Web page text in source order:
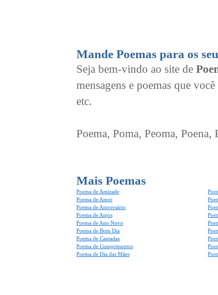
Mande Poemas para os
Seja bem-vindo ao site de
mensagens e poemas que
etc.
Poema, Poma, Peoma,
Mais Poemas
Poema de Amizade
Poema de Amor
Poema de Aniversário
Poema de Anjos
Poema de Ano Novo
Poema de Bom Dia
Poema de Cantadas
Poema de Cumprimentos
Poema de Dia das Mães